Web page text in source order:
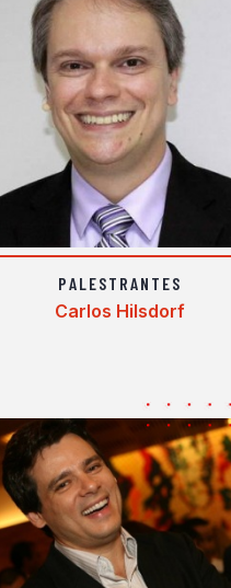
PALESTRANTES
Carlos Hilsdorf